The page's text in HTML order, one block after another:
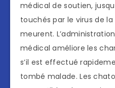
médical de soutien,
touchés par le virus de
meurent.
médical améliore les
s’il est effectué
tombé malade. Les